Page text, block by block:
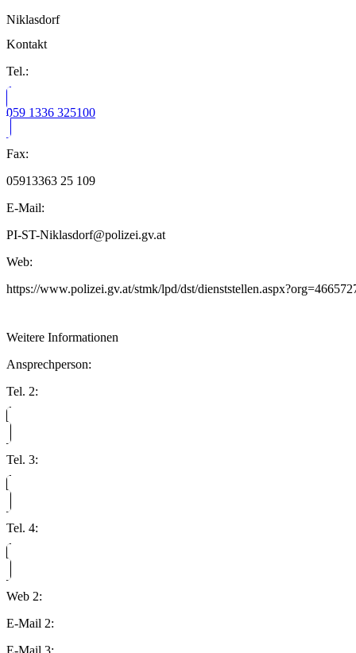
Niklasdorf
Kontakt
Tel.:
059 1336 325100
Fax:
05913363 25 109
E-Mail:
PI-ST-Niklasdorf@polizei.gv.at
Web:
https://www.polizei.gv.at/stmk/lpd/dst/
Weitere Informationen
Ansprechperson:
Tel. 2:
Tel. 3:
Tel. 4:
Web 2:
E-Mail 2:
E-Mail 3: